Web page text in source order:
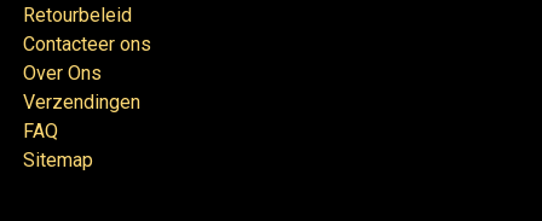
Retourbeleid
Contacteer ons
Over Ons
Verzendingen
FAQ
Sitemap